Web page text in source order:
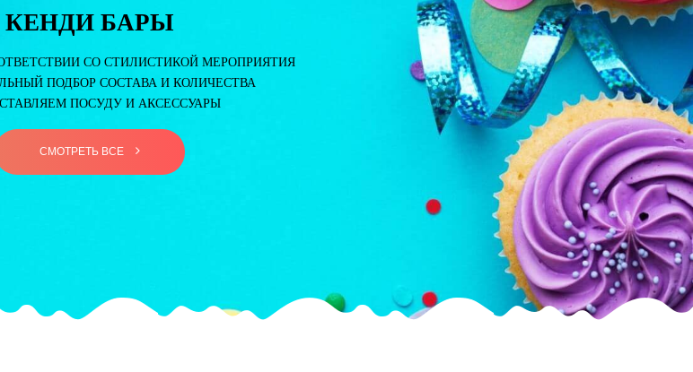
КЕНДИ БАРЫ
СО СТИЛИСТИКОЙ МЕРОПРИЯТИЯ
ПОДБОР СОСТАВА И КОЛИЧЕСТВА
ПОСУДУ И АКСЕССУАРЫ
СМОТРЕТЬ ВСЕ